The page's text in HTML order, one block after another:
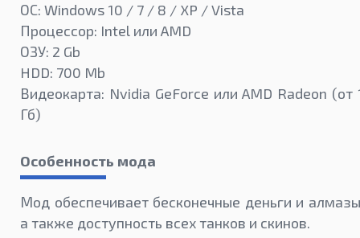
ОС: Windows 10 / 7 / 8 / XP / Vista
Процессор: Intel или AMD
ОЗУ: 2 Gb
HDD: 700 Mb
Видеокарта: Nvidia GeForce или AMD Radeon (от
Гб)
Особенность мода
Мод обеспечивает бесконечные деньги и
а также доступность всех танков и скинов.